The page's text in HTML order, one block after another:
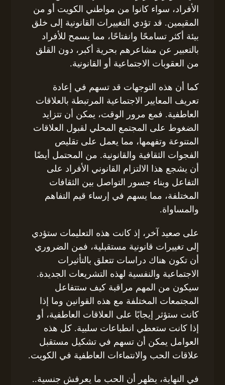
الأفراد، سواء كانوا من مواطني الكويت أو من
المقيمين. قد تؤدي التغييرات القانونية إلى خلق
بيئة أكثر تسامحًا وانفتاحًا، مما يسمح للأفراد
بالتعبير عن مشاعرهم بحرية أكبر، دون القلق
من العقوبات الاجتماعية أو القانونية.
كما أن هذه التوجهات قد تسهم في إعادة
تعريف المعايير الاجتماعية المرتبطة بالعلاقات
العاطفية. فمع مرور الوقت، يمكن أن تتزايد
الضغوط على المجتمع المحلي لقبول العلاقات
المتنوعة وتفهمها، مما يعمل على تقليص
الفجوات الثقافية والقانونية. من المحتمل أيضًا
أن يشجع هذا الالتزام القانوني الأفراد على
التفاعل وبناء جسور التواصل بين الثقافات
المختلفة، مما يسهم في إرساء قيم التفاهم
والمساواة.
على صعيد آخر، إذ كانت هذه التعليمات ستؤدي
إلى تغييرات قانونية مستقبلية، فمن الضروري
أن تكون هناك دراسات تتعلق بالتأثيرات
الاجتماعية والنفسية لهذه التشريعات الجديدة.
سيكون من المهم مراقبة كيف ستتفاعل
المجتمعات المختلفة مع هذه القوانين وما إذا
كانت ستؤثر إيجابًا على العلاقات العاطفية، أو
إذا كانت ستعطي انطباعات سلبية. كل هذه
العوامل يمكن أن تسهم في تشكيل مستقبل
علاقات الحب والانتماءات العاطفية في الكويت.
في النهاية، يظهر أن الحب ما يعرفش جنسية..